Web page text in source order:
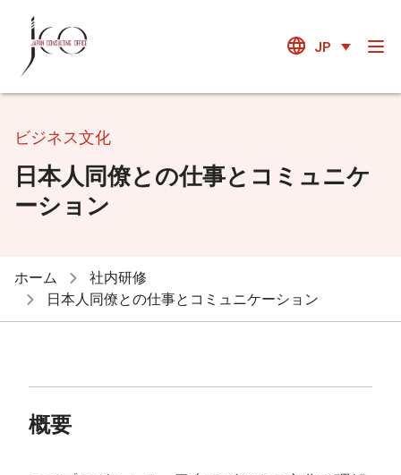
JP
ビジネス文化
日本人同僚との仕事とコミュニケ
ーション
ホーム
社内研修
日本人同僚との仕事とコミュニケーション
概要